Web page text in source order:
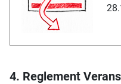
4. Reglement